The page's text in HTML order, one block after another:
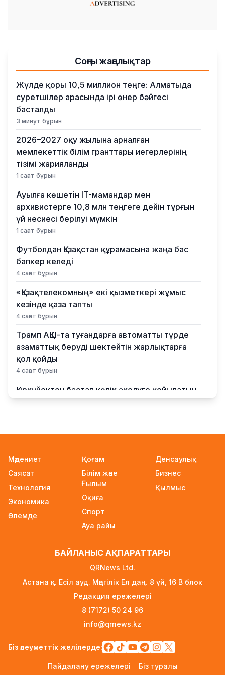
Соңғы жаңалықтар
Жүлде қоры 10,5 миллион теңге: Алматыда
суретшілер арасында ірі өнер бәйгесі
басталды
3 минут бұрын
2026–2027 оқу жылына арналған
мемлекеттік білім гранттары иегерлерінің
тізімі жарияланды
1 сағат бұрын
Ауылға көшетін IT-мамандар мен
архивистерге 10,8 млн теңгеге дейін тұрғын
үй несиесі берілуі мүмкін
1 сағат бұрын
Футболдан Қазақстан құрамасына жаңа бас
бапкер келеді
4 сағат бұрын
«Қазақтелекомның» екі қызметкері жұмыс
кезінде қаза тапты
4 сағат бұрын
Трамп АҚШ-та туғандарға автоматты түрде
азаматтық беруді шектейтін жарлықтарға
қол қойды
4 сағат бұрын
Қыркүйектен бастап көлік әкелуге қойылатын
талаптар күшейеді
UEFA: Trust in Infantino Lost, World Cup Boycott
5 сағат бұрын
УЕФА: Инфантиноға сенім жоғалды, бойкот
күшінде қалады
5 сағат бұрын
«Өзімізге де керек»: Трамп Украинаға қару
жеткізу туралы айтты
Алматыда ірі көлемде синтетикалық есірткі
тасымалдаған күдікті ұсталды
6 сағат бұрын
ERG-дегі мемлекеттің 40 пайыз үлесі
«Самұрық-Қазынаға» өтті
Канье Уэст концерті қарсаңында алаяқтар
6 сағат бұрын
Мәдениет
Саясат
Технология
Экономика
Әлемде
Қоғам
Білім және
Ғылым
Оқиға
Спорт
Ауа райы
Денсаулық
Бизнес
Қылмыс
БАЙЛАНЫС АҚПАРАТТАРЫ
QRNews Ltd.
Астана қ. Есіл ауд. Мәңгілік Ел даң. 8 үй, 16 B блок
Редакция ережелері
8 (7172) 50 24 96
info@qrnews.kz
Біз әлеуметтік желілерде:
Пайдалану ережелері Біз туралы